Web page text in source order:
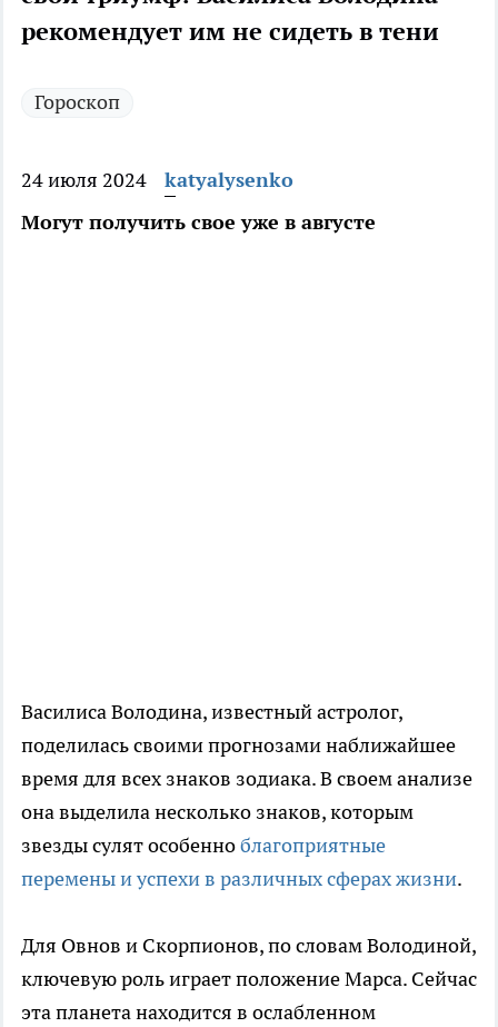
рекомендует им не сидеть в тени
Гороскоп
24 июля 2024
katyalysenko
Могут получить свое уже в августе
Василиса Володина, известный астролог,
поделилась своими прогнозами наближайшее
время для всех знаков зодиака. В своем анализе
она выделила несколько знаков, которым
звезды сулят особенноблагоприятные
перемены и успехи в различных сферах жизни.
Для Овнов и Скорпионов, по словам Володиной,
ключевую роль играет положение Марса. Сейчас
эта планета находится в ослабленном